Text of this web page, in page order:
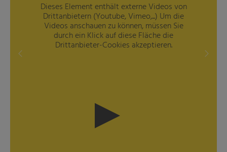
Dieses Element enthält externe Videos von
Drittanbietern (Youtube, Vimeo,...) Um die
Videos anschauen zu können, müssen Sie
durch ein Klick auf diese Fläche die
Drittanbieter-Cookies akzeptieren.
Previous
Next